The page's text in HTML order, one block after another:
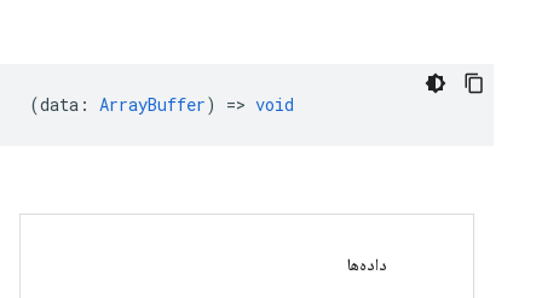
(data : ArrayBuffer) => void
داده‌ها